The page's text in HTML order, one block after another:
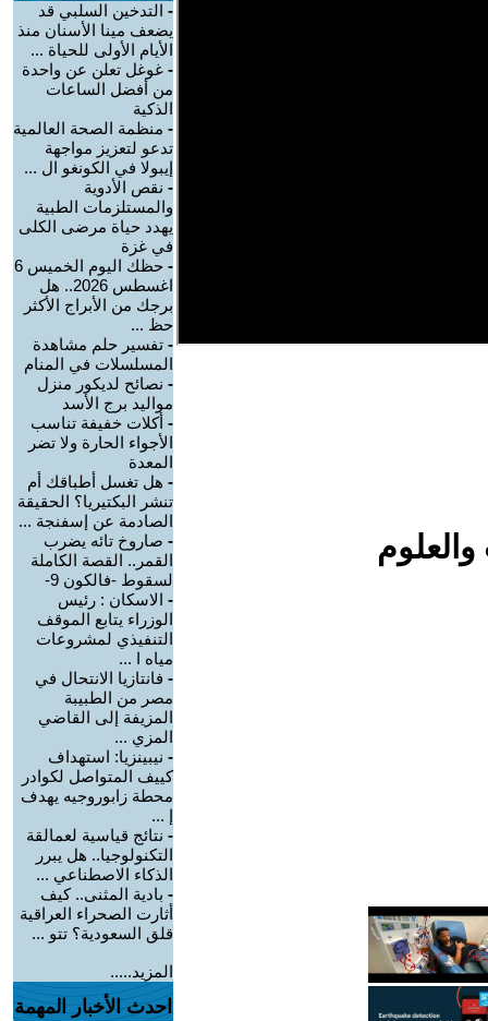
- التدخين السلبي قد
يضعف مينا الأسنان منذ
الأيام الأولى للحياة ...
- غوغل تعلن عن واحدة
من أفضل الساعات
الذكية
- منظمة الصحة العالمية
تدعو لتعزيز مواجهة
إيبولا في الكونغو ال ...
- نقص الأدوية
والمستلزمات الطبية
يهدد حياة مرضى الكلى
في غزة
-
حظك اليوم الخميس 6
اغسطس 2026.. هل
برجك من الأبراج الأكثر
حظ ...
- تفسير حلم مشاهدة
المسلسلات في المنام
- نصائح لديكور منزل
مواليد برج الأسد‎
- أكلات خفيفة تناسب
الأجواء الحارة ولا تضر
المعدة
- هل تغسل أطباقك أم
تنشر البكتيريا؟ الحقيقة
الصادمة عن إسفنجة ...
- صاروخ تائه يضرب
القمر.. القصة الكاملة
لسقوط -فالكون 9-
- الاسكان : رئيس
الوزراء يتابع الموقف
التنفيذي لمشروعات
مياه ا ...
- فانتازيا الانتحال في
مصر من الطبيبة
المزيفة إلى القاضي
المزي ...
- نيبينزيا: استهداف
كييف المتواصل لكوادر
محطة زابوروجيه يهدف
إ ...
- نتائج قياسية لعمالقة
التكنولوجيا.. هل يبرر
الذكاء الاصطناعي ...
- بادية المثنى.. كيف
أثارت الصحراء العراقية
قلق السعودية؟ تتو ...
المزيد.....
احدث الأخبار المهمة